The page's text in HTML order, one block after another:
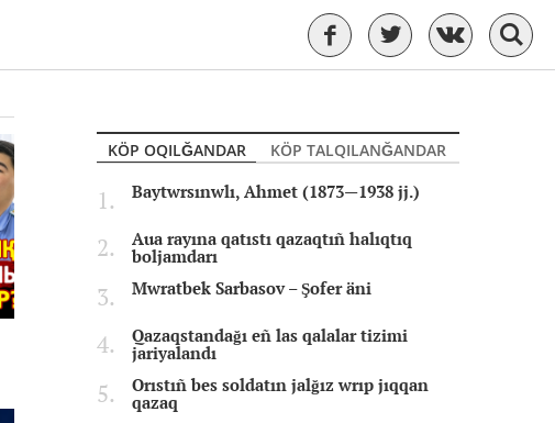
KÖP OQILĞANDAR
KÖP TALQILANĞANDAR
Baytwrsınwlı, Ahmet (1873—1938 jj.)
Aua rayına qatıstı qazaqtıñ halıqtıq
boljamdarı
Mwratbek Sarbasov – Şofer äni
Qazaqstandağı eñ las qalalar tizimi
jariyalandı
Orıstıñ bes soldatın jalğız wrıp jıqqan
qazaq